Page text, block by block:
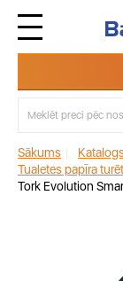
Sākums
Tualetes papīra
Tork Evolution